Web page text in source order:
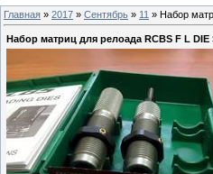
Главная » 2017 » Сентябрь » 11 » Набор
Набор матриц для релоада RCBS F L